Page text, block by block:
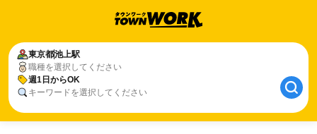
東京都池上駅
職種を選択してください
週1日からOK
キーワードを選択してください